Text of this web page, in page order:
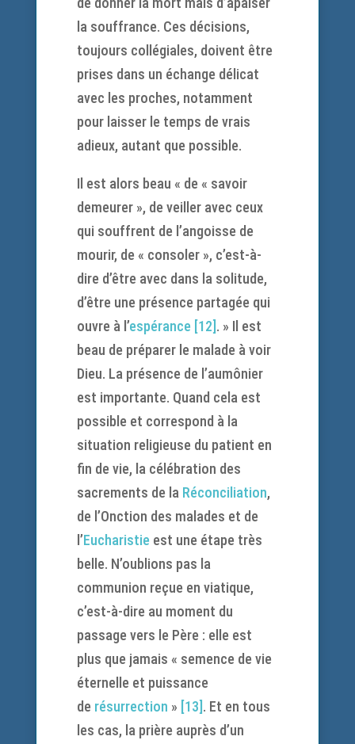
la souffrance. Ces décisions,
toujours collégiales, doivent être
prises dans un échange délicat
avec les proches, notamment
pour laisser le temps de vrais
adieux, autant que possible.
Il est alors beau « de « savoir
demeurer », de veiller avec ceux
qui souffrent de l’angoisse de
mourir, de « consoler », c’est-à-
dire d’être avec dans la solitude,
d’être une présence partagée qui
ouvre à l’espérance [12]. » Il est
beau de préparer le malade à voir
Dieu. La présence de l’aumônier
est importante. Quand cela est
possible et correspond à la
situation religieuse du patient en
fin de vie, la célébration des
sacrements de la Réconciliation,
de l’Onction des malades et de
l’Eucharistie est une étape très
belle. N’oublions pas la
communion reçue en viatique,
c’est-à-dire au moment du
passage vers le Père : elle est
plus que jamais « semence de vie
éternelle et puissance
de résurrection » [13]. Et en tous
les cas, la prière auprès d’un